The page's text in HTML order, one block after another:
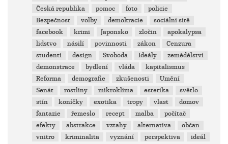
Česká republika
pomoc foto
policie
Bezpečnost
volby demokracie
sociální sítě
facebook
krimi Japonsko zločin
apokalypsa
lidstvo
násilí povinnosti zákon
Cenzura
studenti
design Svoboda Ideály
zemědělství
demonstrace
bydlení vláda
kapitalismus
Reforma
demografie zkušenosti
Umění
Senát
rostliny mikroklima estetika
světlo
stín
koníčky exotika tropy vlast
domov
fantazie
řemeslo recept malba
počítač
efekty
abstrakce vztahy alternativa
občan
vnitro
kriminalita vyznání perspektiva ideál